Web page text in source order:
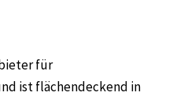
für
ist flächendeckend in